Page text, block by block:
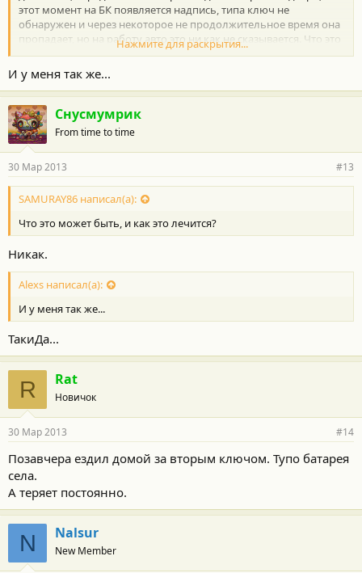
этот момент на БК появляется надпись, типа ключ не
обнаружен и через некоторое не продолжительное время она
пропадает, но на работу авто это ни как не сказывается. Что это
может быть, и как это лечится?
Нажмите для раскрытия...
И у меня так же...
Снусмумрик
From time to time
30 Мар 2013 #13
SAMURAY86 написал(а):
Что это может быть, и как это лечится?
Никак.
Alexs написал(а):
И у меня так же...
ТакиДа...
R Rat
Новичок
30 Мар 2013 #14
Позавчера ездил домой за вторым ключом. Тупо батарея
села.
А теряет постоянно.
N Nalsur
New Member